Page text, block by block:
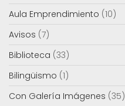
Aula Emprendimiento (10)
Avisos (7)
Biblioteca (33)
Bilingüismo (1)
Con Galería Imágenes (35)